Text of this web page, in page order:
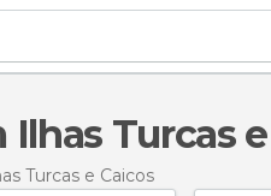
Ilhas Turcas
Turcas e Caicos